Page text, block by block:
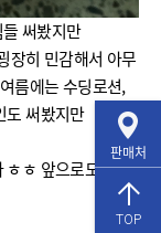
써봤지만
장히 민감해서 아무
름에는 수딩로션,
도 써봤지만
ㅎㅎ 앞으로도 계속
판매처
TOP